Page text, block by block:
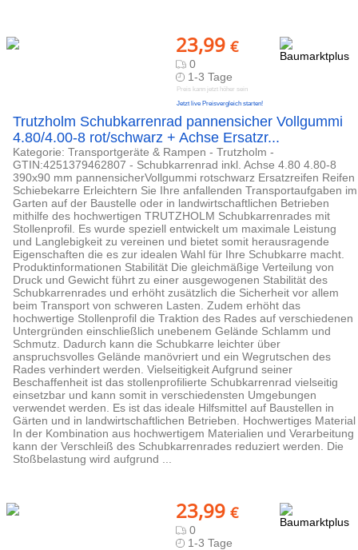
23,99 €
0
1-3 Tage
Preis kann jetzt höher sein
Jetzt live Preisvergleich starten!
Trutzholm Schubkarrenrad pannensicher Vollgummi
4.80/4.00-8 rot/schwarz + Achse Ersatzr...
Kategorie: Transportgeräte & Rampen - Trutzholm -
GTIN:4251379462807 - Schubkarrenrad inkl. Achse 4.80 4.80-8
390x90 mm pannensicherVollgummi rotschwarz Ersatzreifen Reifen
Schiebekarre Erleichtern Sie Ihre anfallenden Transportaufgaben im
Garten auf der Baustelle oder in landwirtschaftlichen Betrieben
mithilfe des hochwertigen TRUTZHOLM Schubkarrenrades mit
Stollenprofil. Es wurde speziell entwickelt um maximale Leistung
und Langlebigkeit zu vereinen und bietet somit herausragende
Eigenschaften die es zur idealen Wahl für Ihre Schubkarre macht.
Produktinformationen Stabilität Die gleichmäßige Verteilung von
Druck und Gewicht führt zu einer ausgewogenen Stabilität des
Schubkarrenrades und erhöht zusätzlich die Sicherheit vor allem
beim Transport von schweren Lasten. Zudem erhöht das
hochwertige Stollenprofil die Traktion des Rades auf verschiedenen
Untergründen einschließlich unebenem Gelände Schlamm und
Schmutz. Dadurch kann die Schubkarre leichter über
anspruchsvolles Gelände manövriert und ein Wegrutschen des
Rades verhindert werden. Vielseitigkeit Aufgrund seiner
Beschaffenheit ist das stollenprofilierte Schubkarrenrad vielseitig
einsetzbar und kann somit in verschiedensten Umgebungen
verwendet werden. Es ist das ideale Hilfsmittel auf Baustellen in
Gärten und in landwirtschaftlichen Betrieben. Hochwertiges Material
In der Kombination aus hochwertigem Materialien und Verarbeitung
kann der Verschleiß des Schubkarrenrades reduziert werden. Die
Stoßbelastung wird aufgrund ...
23,99 €
0
1-3 Tage